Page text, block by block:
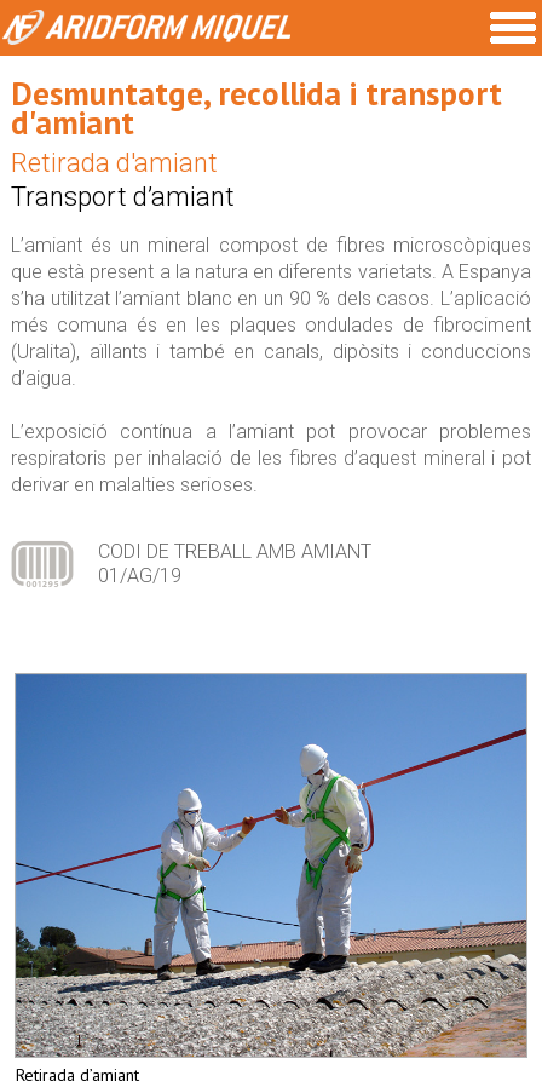
Desmuntatge, recollida i transport
d'amiant
Retirada d'amiant
Transport d’amiant
L’amiant és un mineral compost de fibres microscòpiques
que està present a la natura en diferents varietats. A Espanya
s’ha utilitzat l’amiant blanc en un 90 % dels casos. L’aplicació
més comuna és en les plaques ondulades de fibrociment
(Uralita), aïllants i també en canals, dipòsits i conduccions
d’aigua.
L’exposició contínua a l’amiant pot provocar problemes
respiratoris per inhalació de les fibres d’aquest mineral i pot
derivar en malalties serioses.
CODI DE TREBALL AMB AMIANT
01/AG/19
Retirada d’amiant